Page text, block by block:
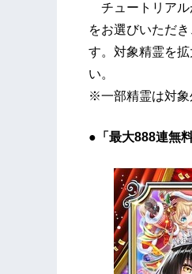
チュートリアル
をお選びいただ
す。対象精霊を
い。
※一部精霊は対象
●「最大888連無